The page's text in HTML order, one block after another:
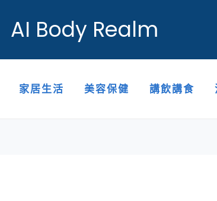
AI Body Realm
家居生活 美容保健 講飲講食